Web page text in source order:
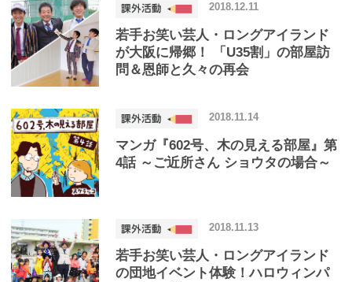
若手お笑い芸人・ロングアイランド
が大阪に帰郷！ 「U35割」の部屋訪
問＆恩師と久々の再会
2018.12.11
マンガ『602号、木の見える部屋』第
4話 ～ご近所さん ショウタの場合～
2018.11.14
若手お笑い芸人・ロングアイランド
の団地イベント体験！ハロウィンパ
2018.11.13